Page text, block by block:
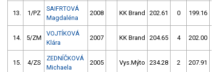
13. 1/PZ
SAIFRTOVÁ
Magdaléna
2008 KK Brand 202.61 0 199.16
14. 5/ZM
VOJTÍKOVÁ
Klára
2007 KK Brand 204.65 4 202.00
15. 4/ZS
ZEDNÍČKOVÁ
Michaela
2005 Vys.Mýto 234.28 2 207.91